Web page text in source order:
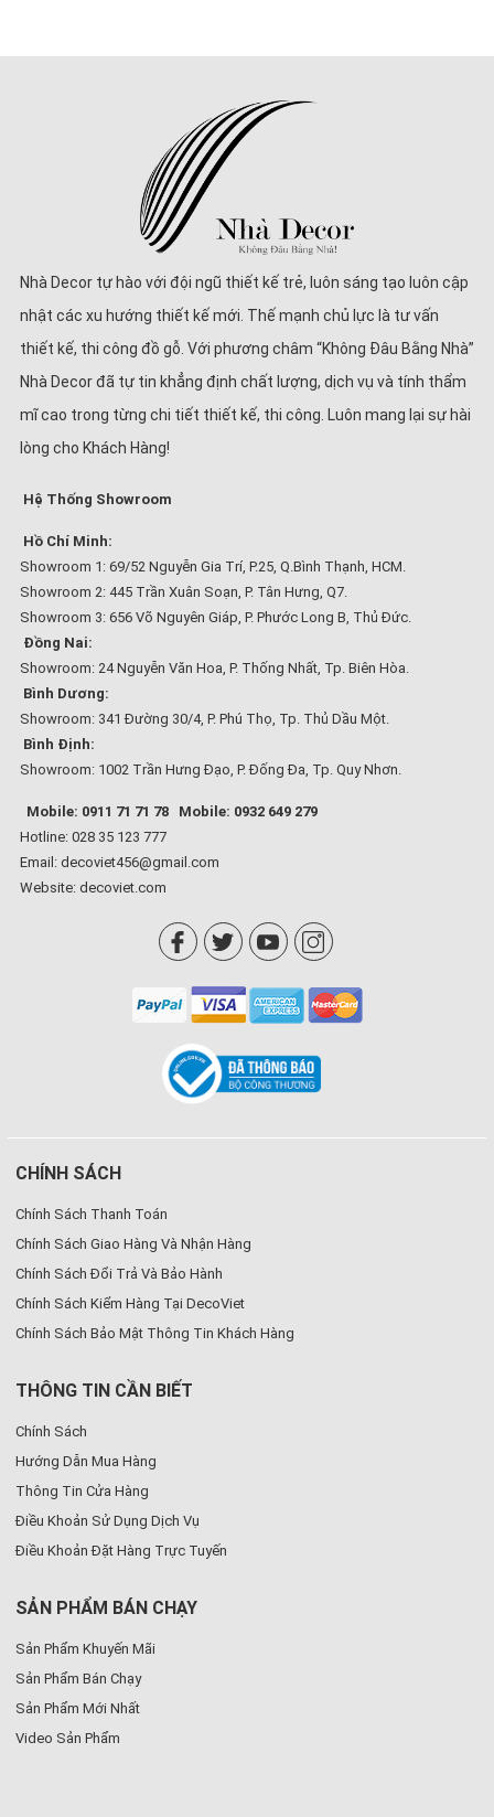
Nhà Decor tự hào với đội ngũ thiết kế trẻ, luôn sáng tạo luôn cập
nhật các xu hướng thiết kế mới. Thế mạnh chủ lực là tư vấn
thiết kế, thi công đồ gỗ. Với phương châm “Không Đâu Bằng Nhà”
Nhà Decor đã tự tin khẳng định chất lượng, dịch vụ và tính thẩm
mĩ cao trong từng chi tiết thiết kế, thi công. Luôn mang lại sự hài
lòng cho Khách Hàng!
Hệ Thống Showroom
Hồ Chí Minh:
Showroom 1: 69/52 Nguyễn Gia Trí, P.25, Q.Bình Thạnh, HCM.
Showroom 2: 445 Trần Xuân Soạn, P. Tân Hưng, Q7.
Showroom 3: 656 Võ Nguyên Giáp, P. Phước Long B, Thủ Đức.
Đồng Nai:
Showroom: 24 Nguyễn Văn Hoa, P. Thống Nhất, Tp. Biên Hòa.
Bình Dương:
Showroom: 341 Đường 30/4, P. Phú Thọ, Tp. Thủ Dầu Một.
Bình Định:
Showroom: 1002 Trần Hưng Đạo, P. Đống Đa, Tp. Quy Nhơn.
Mobile: 0911 71 71 78
Mobile: 0932 649 279
Hotline: 028 35 123 777
Email: decoviet456@gmail.com
Website: decoviet.com
CHÍNH SÁCH
Chính Sách Thanh Toán
Chính Sách Giao Hàng Và Nhận Hàng
Chính Sách Đổi Trả Và Bảo Hành
Chính Sách Kiểm Hàng Tại DecoViet
Chính Sách Bảo Mật Thông Tin Khách Hàng
THÔNG TIN CẦN BIẾT
Chính Sách
Hướng Dẫn Mua Hàng
Thông Tin Cửa Hàng
Điều Khoản Sử Dụng Dịch Vụ
Điều Khoản Đặt Hàng Trực Tuyến
SẢN PHẨM BÁN CHẠY
Sản Phẩm Khuyến Mãi
Sản Phẩm Bán Chạy
Sản Phẩm Mới Nhất
Video Sản Phẩm